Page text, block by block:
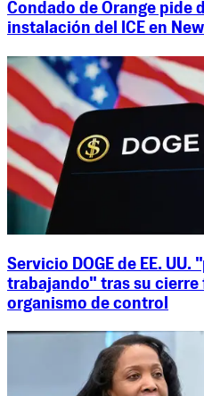
Condado de Orange pide
instalación del ICE en
Servicio DOGE de EE. UU.
trabajando" tras su cierre
organismo de control